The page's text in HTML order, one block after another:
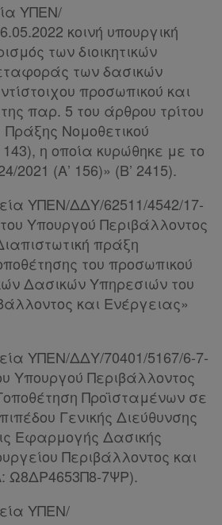
ΥΠΕΝ/
κοινή υπουργική
των διοικητικών
των δασικών
προσωπικού και
παρ. 5 του άρθρου τρίτου
Νομοθετικού
η οποία κυρώθηκε με το
2021 (Α’ 156)» (Β’ 2415).
ΥΠΕΝ/ΔΔΥ/62511/4542/17-
Υπουργού Περιβάλλοντος
πράξη
του προσωπικού
Δασικών Υπηρεσιών του
και Ενέργειας»
ΥΠΕΝ/ΔΔΥ/70401/5167/6-7-
Υπουργού Περιβάλλοντος
Προϊσταμένων σε
Γενικής Διεύθυνσης
Εφαρμογής Δασικής
Περιβάλλοντος και
Ω8ΔΡ4653Π8-7ΨΡ).
ΥΠΕΝ/